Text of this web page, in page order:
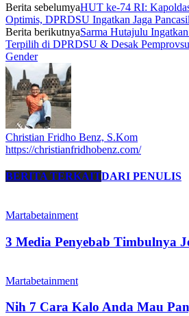
Berita sebelumyaHUT ke-74 RI:
Optimis, DPRDSU Ingatkan Jaga
Berita berikutnyaSarma Hutajulu
Terpilih di DPRDSU & Desak
Gender
Christian Fridho Benz, S.Kom
https://christianfridhobenz.com/
BERITA TERKAITDARI PENULIS
Martabetainment
3 Media Penyebab Timbulnya
Martabetainment
Nih 7 Cara Kalo Anda Mau